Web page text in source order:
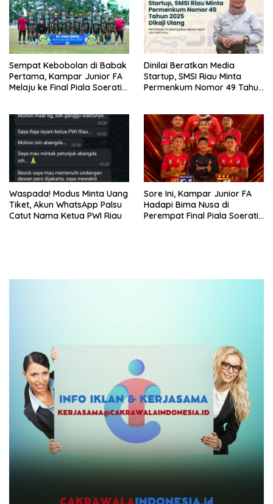
Sempat Kebobolan di Babak
Pertama, Kampar Junior FA
Melaju ke Final Piala Soeratin
Dinilai Beratkan Media
Startup, SMSI Riau Minta
Permenkum Nomor 49 Tahun
Waspada! Modus Minta Uang
Tiket, Akun WhatsApp Palsu
Catut Nama Ketua PWI Riau
Sore Ini, Kampar Junior FA
Hadapi Bima Nusa di
Perempat Final Piala Soeratin